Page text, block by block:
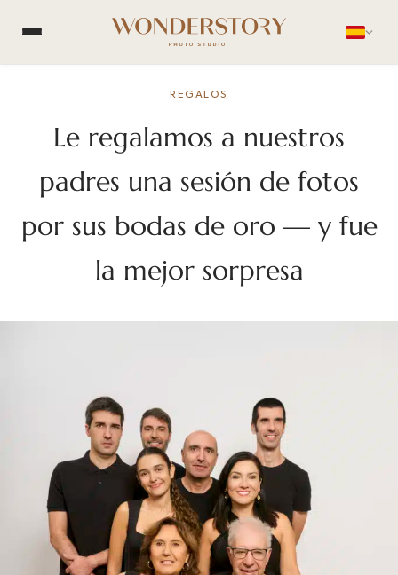
REGALOS
Le regalamos a nuestros
padres una sesión de fotos
por sus bodas de oro — y fue
la mejor sorpresa